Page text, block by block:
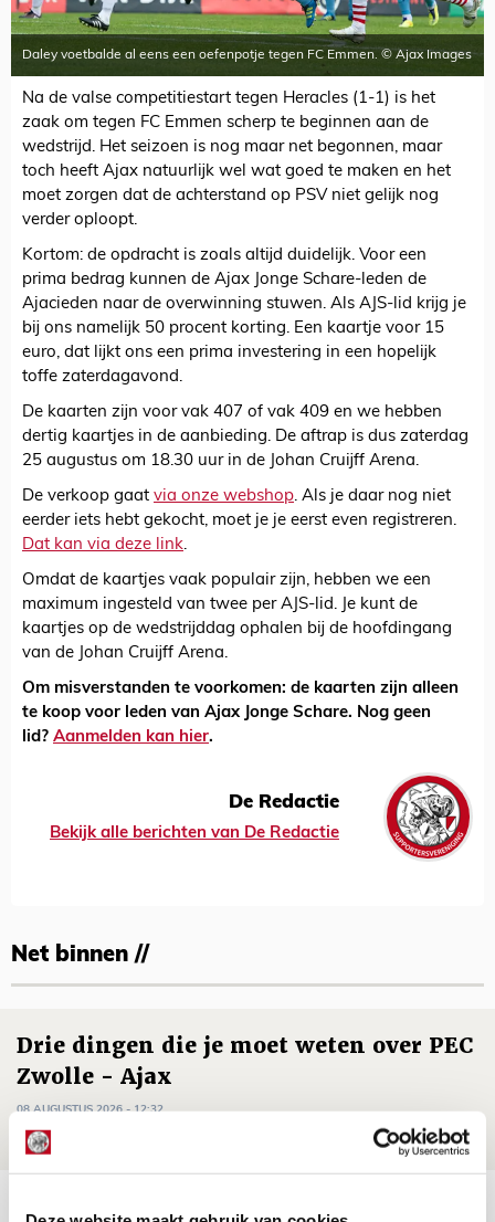
Daley voetbalde al eens een oefenpotje tegen FC Emmen. © Ajax Images
Na de valse competitiestart tegen Heracles (1-1) is het
zaak om tegen FC Emmen scherp te beginnen aan de
wedstrijd. Het seizoen is nog maar net begonnen, maar
toch heeft Ajax natuurlijk wel wat goed te maken en het
moet zorgen dat de achterstand op PSV niet gelijk nog
verder oploopt.
Kortom: de opdracht is zoals altijd duidelijk. Voor een
prima bedrag kunnen de Ajax Jonge Schare-leden de
Ajacieden naar de overwinning stuwen. Als AJS-lid krijg je
bij ons namelijk 50 procent korting. Een kaartje voor 15
euro, dat lijkt ons een prima investering in een hopelijk
toffe zaterdagavond.
De kaarten zijn voor vak 407 of vak 409 en we hebben
dertig kaartjes in de aanbieding. De aftrap is dus zaterdag
25 augustus om 18.30 uur in de Johan Cruijff Arena.
De verkoop gaat via onze webshop. Als je daar nog niet
eerder iets hebt gekocht, moet je je eerst even registreren.
Dat kan via deze link.
Omdat de kaartjes vaak populair zijn, hebben we een
maximum ingesteld van twee per AJS-lid. Je kunt de
kaartjes op de wedstrijddag ophalen bij de hoofdingang
van de Johan Cruijff Arena.
Om misverstanden te voorkomen: de kaarten zijn alleen
te koop voor leden van Ajax Jonge Schare. Nog geen
lid? Aanmelden kan hier.
De Redactie
Bekijk alle berichten van De Redactie
Net binnen //
Drie dingen die je moet weten over PEC
Zwolle - Ajax
08 AUGUSTUS 2026 - 12:32
NIEUWS
Míchels elf: met welke formatie begin